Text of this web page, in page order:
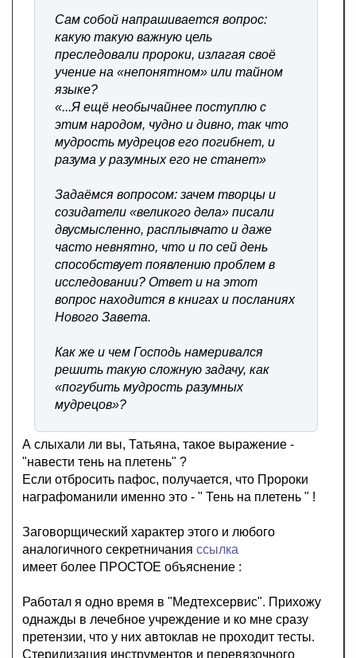
Сам собой напрашивается вопрос:
какую такую важную цель
преследовали пророки, излагая своё
учение на «непонятном» или тайном
языке?
«...Я ещё необычайнее поступлю с
этим народом, чудно и дивно, так что
мудрость мудрецов его погибнет, и
разума у разумных его не станет»
Задаёмся вопросом: зачем творцы и
созидатели «великого дела» писали
двусмысленно, расплывчато и даже
часто невнятно, что и по сей день
способствует появлению проблем в
исследовании? Ответ и на этот
вопрос находится в книгах и посланиях
Нового Завета.
Как же и чем Господь намеривался
решить такую сложную задачу, как
«погубить мудрость разумных
мудрецов»?
А слыхали ли вы, Татьяна, такое выражение -
"навести тень на плетень" ?
Если отбросить пафос, получается, что Пророки
награфоманили именно это - " Тень на плетень " !
Заговорщический характер этого и любого
аналогичного секретничания ссылка
имеет более ПРОСТОЕ объяснение :
Работал я одно время в "Медтехсервис". Прихожу
однажды в лечебное учреждение и ко мне сразу
претензии, что у них автоклав не проходит тесты.
Стерилизация инструментов и перевязочного